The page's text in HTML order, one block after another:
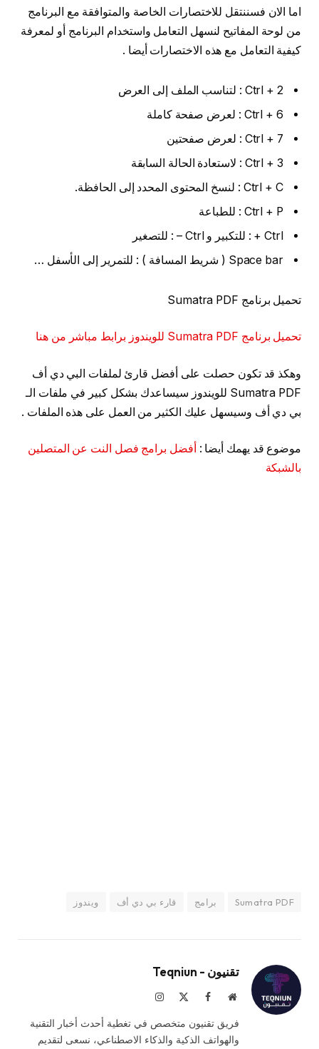
اما الان فسننتقل للاختصارات الخاصة والمتوافقة مع البرنامج
من لوحة المفاتيح لنسهل التعامل واستخدام البرنامج أو لمعرفة
كيفية التعامل مع هذه الاختصارات أيضا .
Ctrl + 2 : لتناسب الملف إلى العرض
Ctrl + 6 : لعرض صفحة كاملة
Ctrl + 7 : لعرض صفحتين
Ctrl + 3 : لاستعادة الحالة السابقة
Ctrl + C : لنسخ المحتوى المحدد إلى الحافظة.
Ctrl + P : للطباعة
Ctrl + : للتكبير و Ctrl – : للتصغير
Space bar ( شريط المسافة ) : للتمرير إلى الأسفل …
تحميل برنامج Sumatra PDF
تحميل برنامج Sumatra PDF للويندوز برابط مباشر من هنا
وهكذ قد تكون حصلت على أفضل قارئ لملفات البي دي أف
Sumatra PDF للويندوز سيساعدك بشكل كبير في ملفات الـ
بي دي أف وسيسهل عليك الكثير من العمل على هذه الملفات .
موضوع قد يهمك أيضا : أفضل برامج فصل النت عن المتصلين
بالشبكة
Sumatra PDF برامج قارء بي دي أف ويندوز
تقنيون - Teqniun
موقعفيسبوك الانستغرام
فريق تقنيون متخصص في تغطية أحدث أخبار التقنية
والهواتف الذكية والذكاء الاصطناعي، نسعى لتقديم